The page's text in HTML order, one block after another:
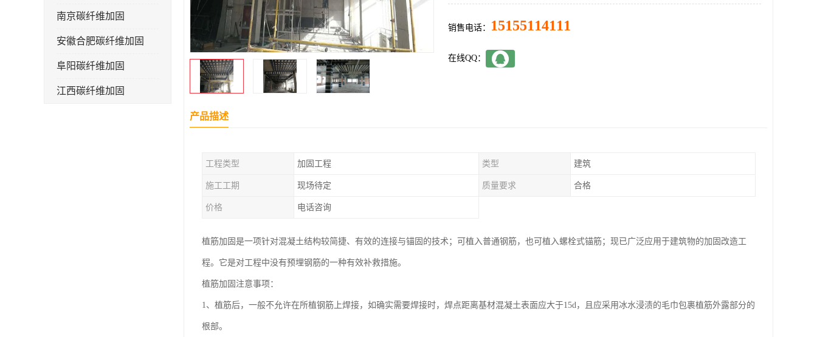
南京碳纤维加固
安徽合肥碳纤维加固
阜阳碳纤维加固
江西碳纤维加固
销售电话： 15155114111
在线QQ：
产品描述
工程类型 加固工程 类型 建筑
施工工期 现场待定 质量要求 合格
价格 电话咨询
植筋加固是一项针对混凝土结构较简捷、有效的连接与锚固的技术；可植入普通钢筋，也可植入螺栓式锚筋；现已广泛应用于建筑物的加固改造工
程。它是对工程中没有预埋钢筋的一种有效补救措施。
植筋加固注意事项：
1、植筋后，一般不允许在所植钢筋上焊接，如确实需要焊接时，焊点距离基材混凝土表面应大于15d，且应采用冰水浸渍的毛巾包裹植筋外露部分的
根部。